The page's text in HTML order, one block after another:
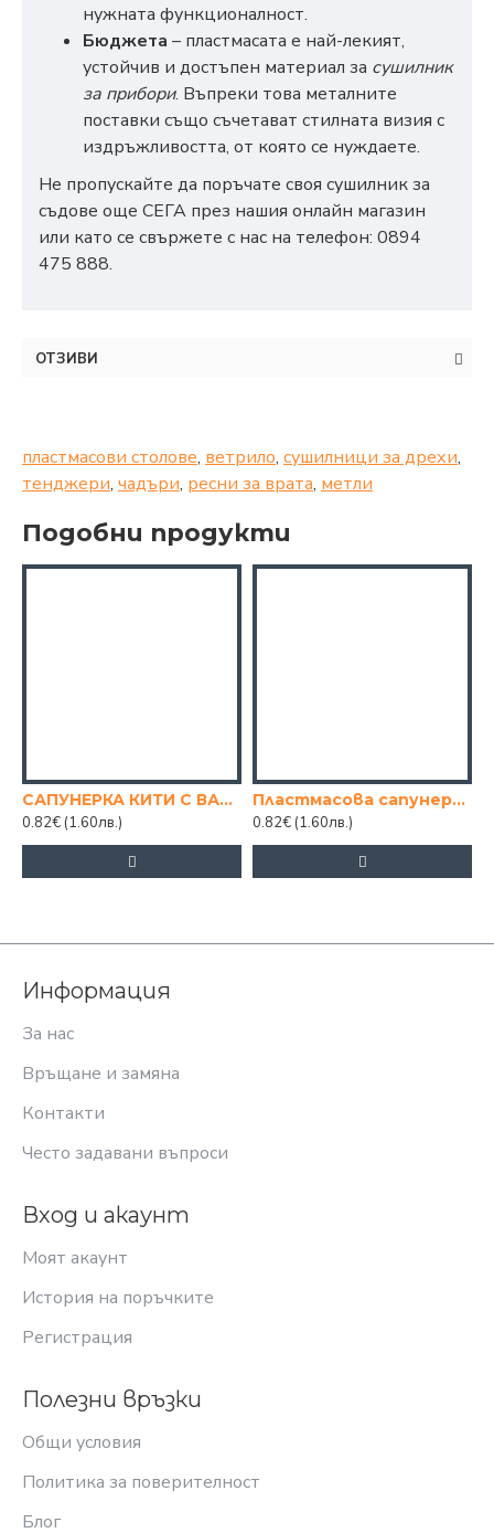
нужната функционалност.
Бюджета – пластмасата е най-лекият,
устойчив и достъпен материал за сушилник
за прибори. Въпреки това металните
поставки също съчетават стилната визия с
издръжливостта, от която се нуждаете.
Не пропускайте да поръчате своя сушилник за
съдове още СЕГА през нашия онлайн магазин
или като се свържете с нас на телефон: 0894
475 888.
ОТЗИВИ
пластмасови столове, ветрило, сушилници за дрехи,
тенджери, чадъри, ресни за врата, метли
Подобни продукти
САПУНЕРКА КИТИ С ВАКУУМ
0.82€ (1.60лв.)
Пластмасова сапунерка за мивка с вакуум.
0.82€ (1.60лв.)
Информация
За нас
Връщане и замяна
Контакти
Често задавани въпроси
Вход и акаунт
Моят акаунт
История на поръчките
Регистрация
Полезни връзки
Общи условия
Политика за поверителност
Блог